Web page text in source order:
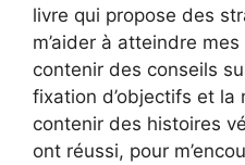
livre qui propose des
m’aider à atteindre
contenir des conseils
fixation d’objectifs et la
contenir des histoires
ont réussi, pour